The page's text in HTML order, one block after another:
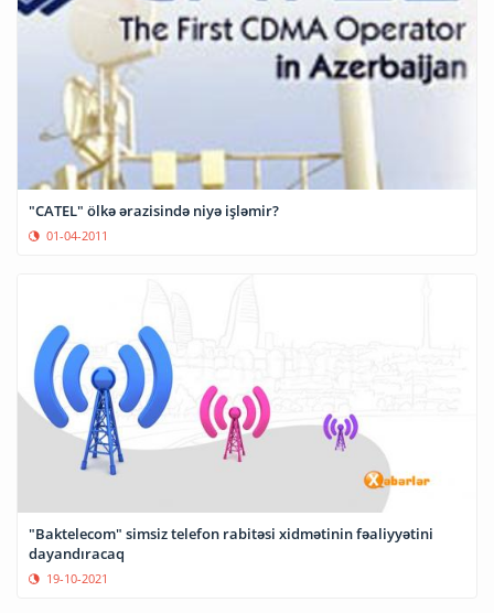
"CATEL" ölkə ərazisində niyə işləmir?
01-04-2011
"Baktelecom" simsiz telefon rabitəsi xidmətinin fəaliyyətini
dayandıracaq
19-10-2021